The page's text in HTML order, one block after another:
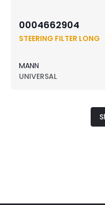
0004662904
STEERING FILTER LONG
MANN
UNIVERSAL